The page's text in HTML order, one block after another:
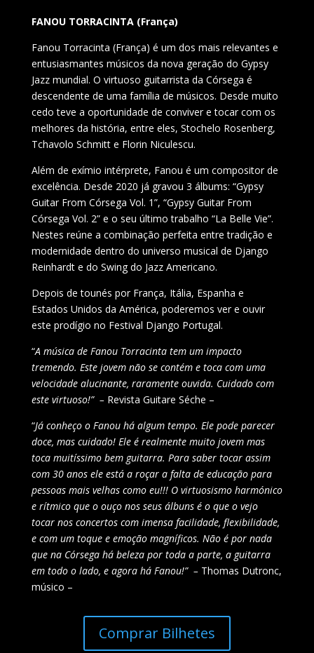
FANOU TORRACINTA (França)
Fanou Torracinta (França) é um dos mais relevantes e
entusiasmantes músicos da nova geração do Gypsy
Jazz mundial. O virtuoso guitarrista da Córsega é
descendente de uma família de músicos. Desde muito
cedo teve a oportunidade de conviver e tocar com os
melhores da história, entre eles, Stochelo Rosenberg,
Tchavolo Schmitt e Florin Niculescu.
Além de exímio intérprete, Fanou é um compositor de
excelência. Desde 2020 já gravou 3 álbums: “Gypsy
Guitar From Córsega Vol. 1”, “Gypsy Guitar From
Córsega Vol. 2” e o seu último trabalho “La Belle Vie”.
Nestes reúne a combinação perfeita entre tradição e
modernidade dentro do universo musical de Django
Reinhardt e do Swing do Jazz Americano.
Depois de tounés por França, Itália, Espanha e
Estados Unidos da América, poderemos ver e ouvir
este prodígio no Festival Django Portugal.
“A música de Fanou Torracinta tem um impacto
tremendo. Este jovem não se contém e toca com uma
velocidade alucinante, raramente ouvida. Cuidado com
este virtuoso!” – Revista Guitare Séche –
“Já conheço o Fanou há algum tempo. Ele pode parecer
doce, mas cuidado! Ele é realmente muito jovem mas
toca muitíssimo bem guitarra. Para saber tocar assim
com 30 anos ele está a roçar a falta de educação para
pessoas mais velhas como eu!!! O virtuosismo harmónico
e rítmico que o ouço nos seus álbuns é o que o vejo
tocar nos concertos com imensa facilidade, flexibilidade,
e com um toque e emoção magníficos. Não é por nada
que na Córsega há beleza por toda a parte, a guitarra
em todo o lado, e agora há Fanou!” – Thomas Dutronc,
músico –
Comprar Bilhetes